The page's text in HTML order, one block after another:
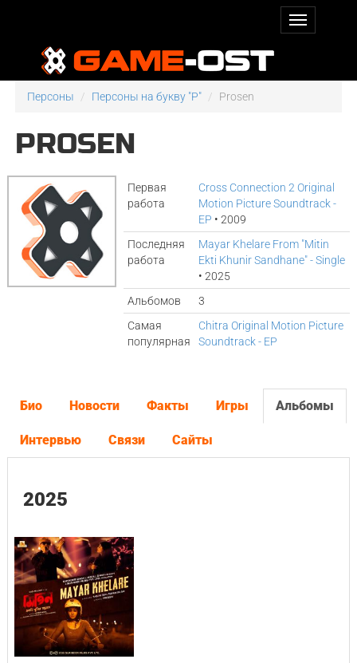
Персоны Персоны на букву "P" Prosen
PROSEN
Первая
работа
Cross Connection 2 Original
Motion Picture Soundtrack -
EP • 2009
Последняя
работа
Mayar Khelare From "Mitin
Ekti Khunir Sandhane" - Single
• 2025
Альбомов
3
Самая
популярная
Chitra Original Motion Picture
Soundtrack - EP
Био Новости Факты Игры Альбомы
Интервью Связи Сайты
2025